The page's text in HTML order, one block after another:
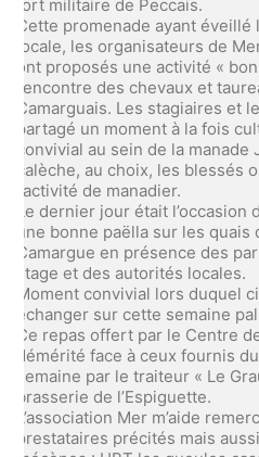
fort militaire de Peccais.
Cette promenade ayant
locale, les organisateurs de
ont proposés une activité «
rencontre des chevaux et
Camarguais. Les stagiaires et
partagé un moment à la fois
convivial au sein de la manade
calèche, au choix, les blessés
l’activité de manadier.
Le dernier jour était
une bonne paëlla sur les quais
Camargue en présence des
stage et des autorités locales.
Moment convivial lors duquel
échanger sur cette semaine
Ce repas offert par le Centre
démérité face à ceux fournis
semaine par le traiteur « Le
brasserie de l’Espiguette.
L’association Mer m’aide
prestataires précités mais